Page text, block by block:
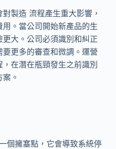
製造 流程產生重大影響，
。當公司開始新產品的生
大。公司必須識別和糾正
更多的審查和微調。運營
在潛在瓶頸發生之前識別
。
個擁塞點，它會導致系統停